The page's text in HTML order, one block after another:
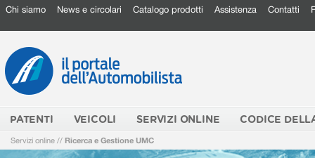
Chi siamo News e circolari Catalogo prodotti Assistenza Contatti
PATENTI VEICOLI SERVIZI ONLINE CODICE
Servizi online // Ricerca e Gestione UMC